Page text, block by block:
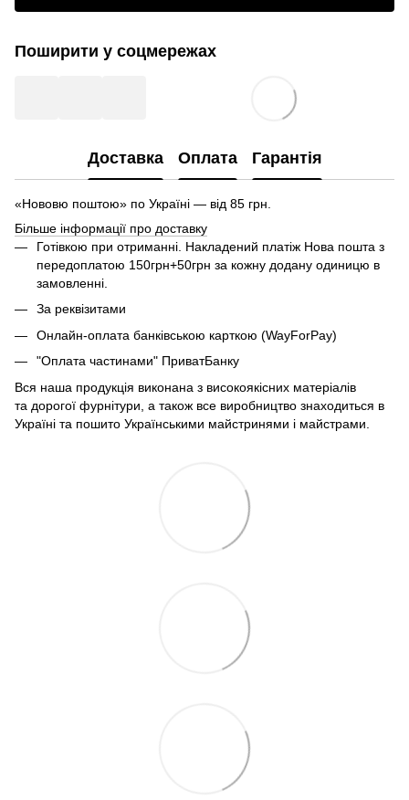
Поширити у соцмережах
Доставка Оплата Гарантія
«Нововю поштою» по Україні — від 85 грн.
Більше інформації про доставку
Готівкою при отриманні. Накладений платіж Нова пошта з
передоплатою 150грн+50грн за кожну додану одиницю в
замовленні.
За реквізитами
Онлайн-оплата банківською карткою (WayForPay)
"Оплата частинами" ПриватБанку
Вся наша продукція виконана з високоякісних матеріалів
та дорогої фурнітури, а також все виробництво знаходиться в
Україні та пошито Українськими майстринями і майстрами.